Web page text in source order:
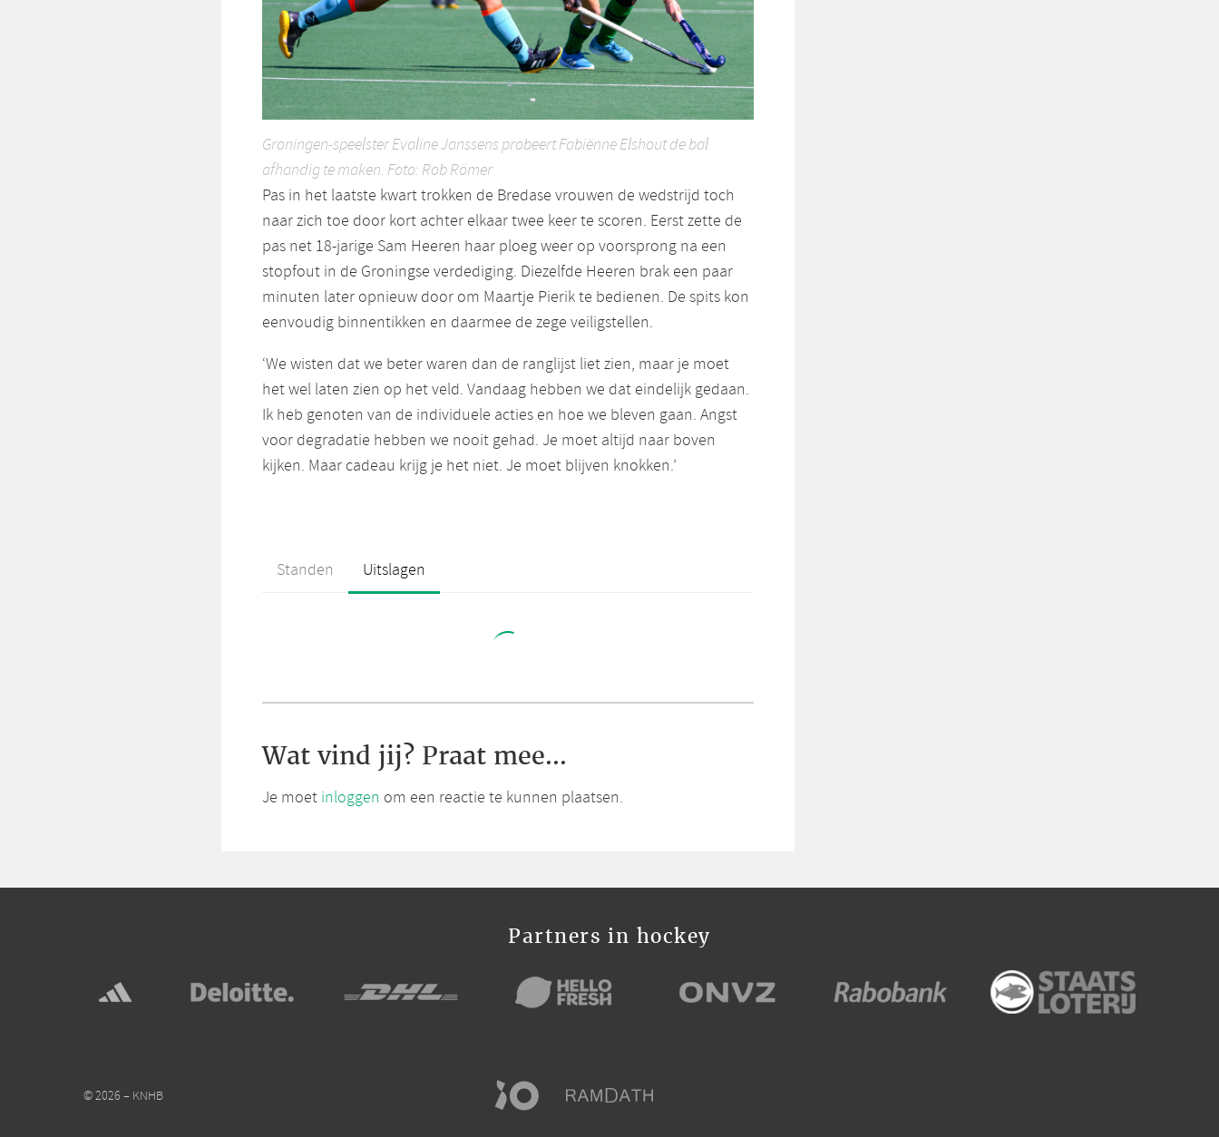
Groningen-speelster Evaline Janssens probeert Fabiënne Elshout de bal
afhandig te maken. Foto: Rob Römer
Pas in het laatste kwart trokken de Bredase vrouwen de wedstrijd toch
naar zich toe door kort achter elkaar twee keer te scoren. Eerst zette de
pas net 18-jarige Sam Heeren haar ploeg weer op voorsprong na een
stopfout in de Groningse verdediging. Diezelfde Heeren brak een paar
minuten later opnieuw door om Maartje Pierik te bedienen. De spits kon
eenvoudig binnentikken en daarmee de zege veiligstellen.
‘We wisten dat we beter waren dan de ranglijst liet zien, maar je moet
het wel laten zien op het veld. Vandaag hebben we dat eindelijk gedaan.
Ik heb genoten van de individuele acties en hoe we bleven gaan. Angst
voor degradatie hebben we nooit gehad. Je moet altijd naar boven
kijken. Maar cadeau krijg je het niet. Je moet blijven knokken.’
Wat vind jij? Praat mee...
Je moet inloggen om een reactie te kunnen plaatsen.
Partners in hockey
© 2026 – KNHB